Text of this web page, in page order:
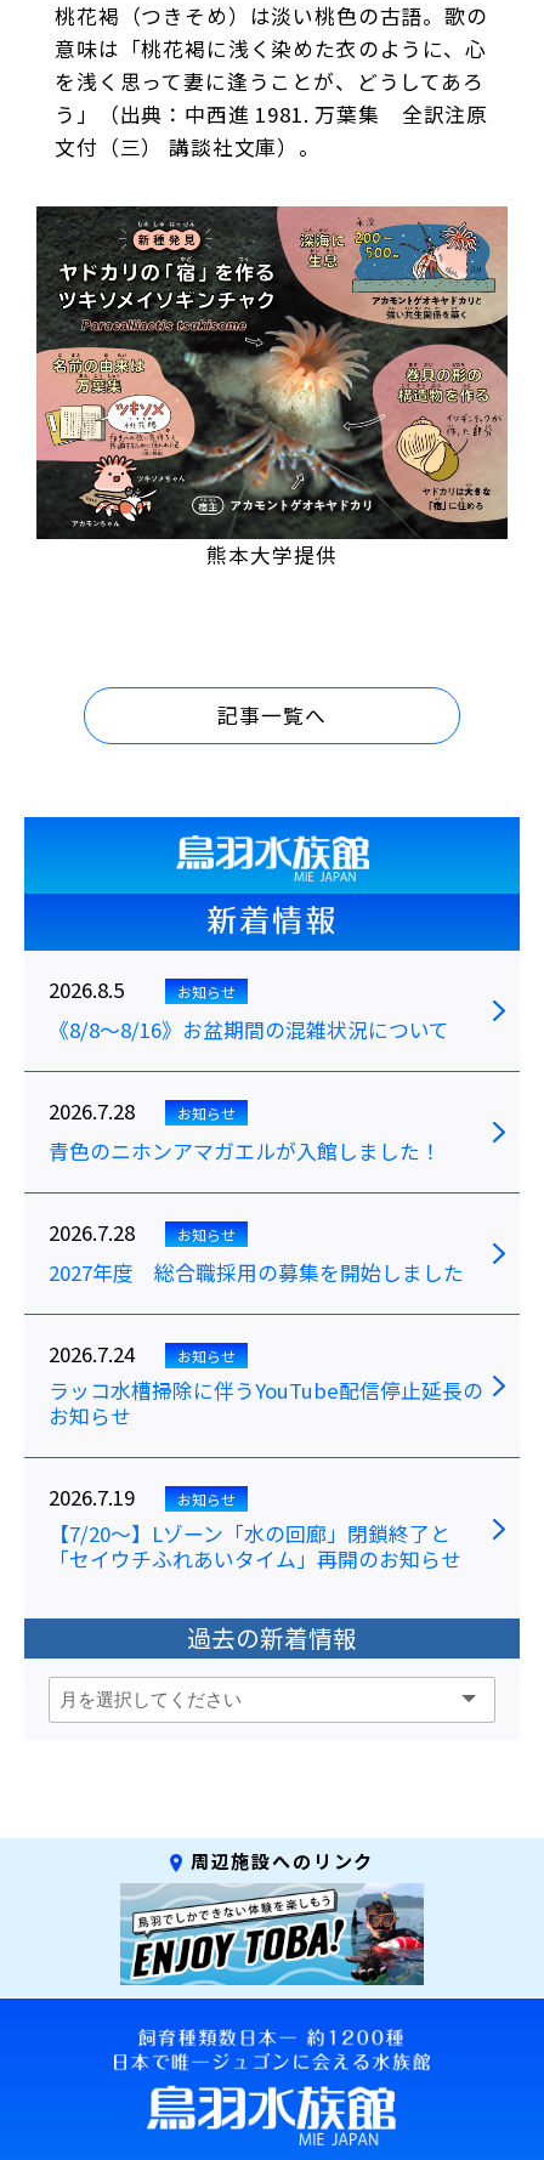
桃花褐（つきそめ）は淡い桃色の古語。歌の
意味は「桃花褐に浅く染めた衣のように、心
を浅く思って妻に逢うことが、どうしてあろ
う」（出典：中西進 1981. 万葉集 全訳注原
文付（三） 講談社文庫）。
熊本大学提供
記事一覧へ
新着情報
2026.8.5 お知らせ
《8/8～8/16》お盆期間の混雑状況について
2026.7.28 お知らせ
青色のニホンアマガエルが入館しました！
2026.7.28 お知らせ
2027年度 総合職採用の募集を開始しました
2026.7.24 お知らせ
ラッコ水槽掃除に伴うYouTube配信停止延長の
お知らせ
2026.7.19 お知らせ
【7/20～】Lゾーン「水の回廊」閉鎖終了と
「セイウチふれあいタイム」再開のお知らせ
過去の新着情報
周辺施設へのリンク